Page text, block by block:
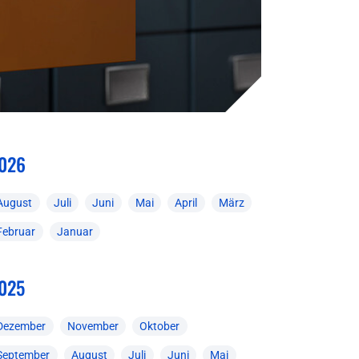
Juli Juni Mai April März
Januar
November Oktober
August Juli Juni Mai